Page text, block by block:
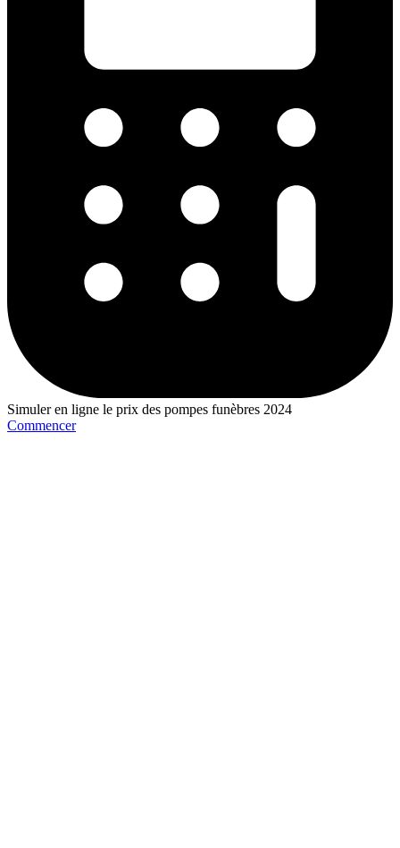
Simuler en ligne le prix des pompes funèbres 2024
Commencer